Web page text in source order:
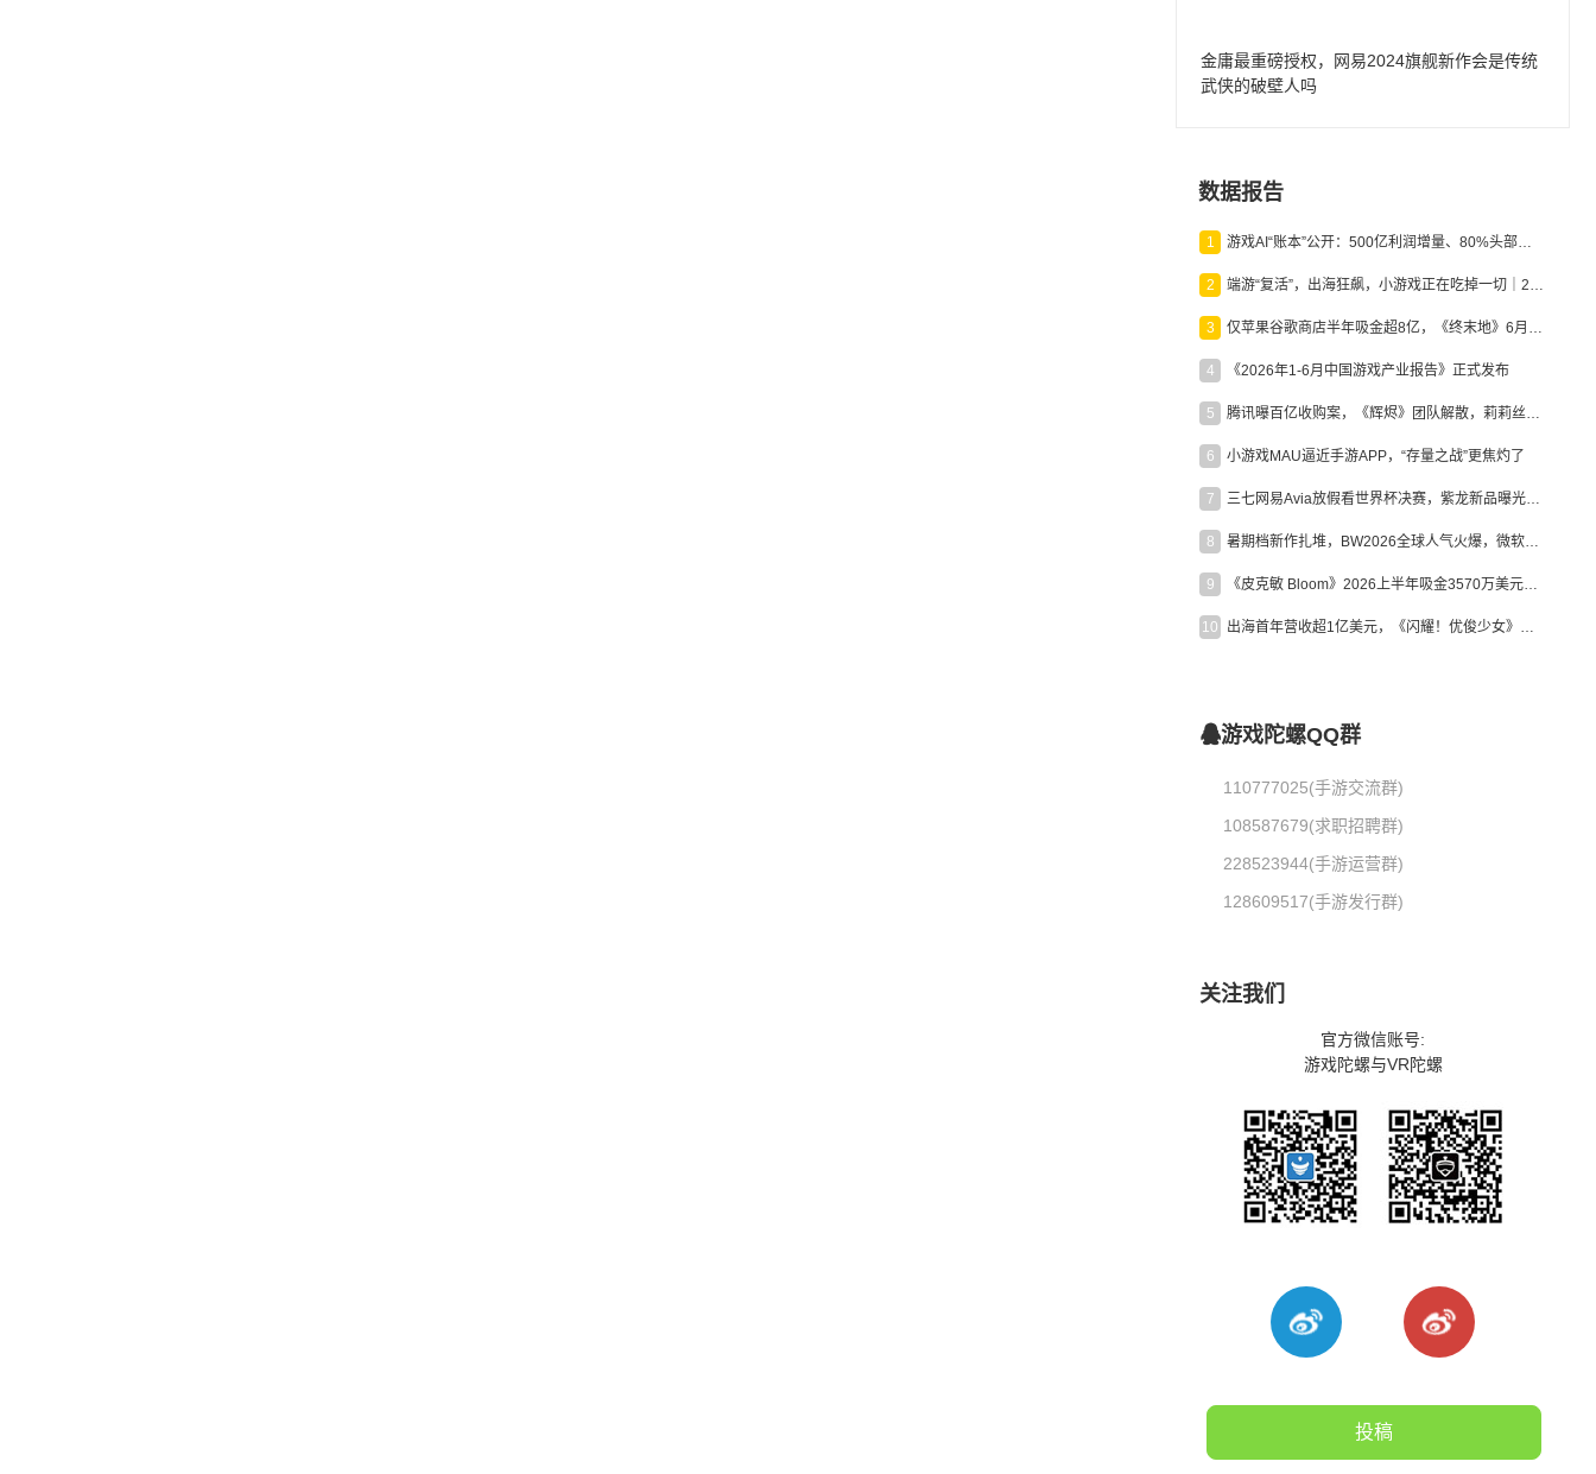
金庸最重磅授权，网易2024旗舰新作会是传统
武侠的破壁人吗
数据报告
1 游戏AI“账本”公开：500亿利润增量、80%头部入局，谁在闷声发财？
2 端游“复活”，出海狂飙，小游戏正在吃掉一切｜2026上半年产业报告
3 仅苹果谷歌商店半年吸金超8亿，《终末地》6月份收入显著回暖
4 《2026年1-6月中国游戏产业报告》正式发布
5 腾讯曝百亿收购案，《辉烬》团队解散，莉莉丝新作曝光｜陀螺周报
6 小游戏MAU逼近手游APP，“存量之战”更焦灼了
7 三七网易Avia放假看世界杯决赛，紫龙新品曝光，米哈游新作上线 | 陀螺周报
8 暑期档新作扎堆，BW2026全球人气火爆，微软XBOX大裁员|陀螺周报
9 《皮克敏 Bloom》2026上半年吸金3570万美元，中国台湾成最大市场
10 出海首年营收超1亿美元，《闪耀！优俊少女》美国市场占比达七成
游戏陀螺QQ群
110777025(手游交流群)
108587679(求职招聘群)
228523944(手游运营群)
128609517(手游发行群)
关注我们
官方微信账号:
游戏陀螺与VR陀螺
投稿